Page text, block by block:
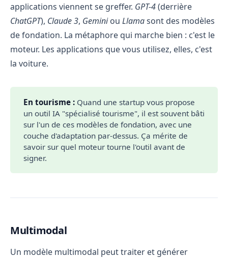
applications viennent se greffer. GPT-4(derrière
ChatGPT), Claude 3, Geminiou Llamasont des modèles
de fondation. La métaphore qui marche bien : c'est le
moteur. Les applications que vous utilisez, elles, c'est
la voiture.
En tourisme :Quand une startup vous propose
un outil IA "spécialisé tourisme", il est souvent bâti
sur l'un de ces modèles de fondation, avec une
couche d'adaptation par-dessus. Ça mérite de
savoir sur quel moteur tourne l'outil avant de
signer.
Multimodal
Un modèle multimodal peut traiter et générer